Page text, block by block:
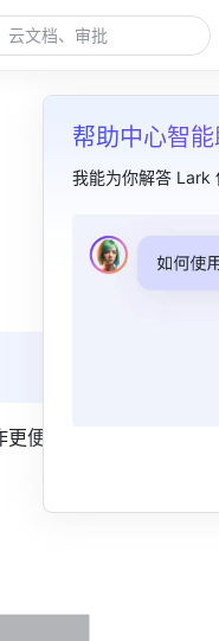
帮助中心智
我能为你解答 Lark
便捷。
本篇目录